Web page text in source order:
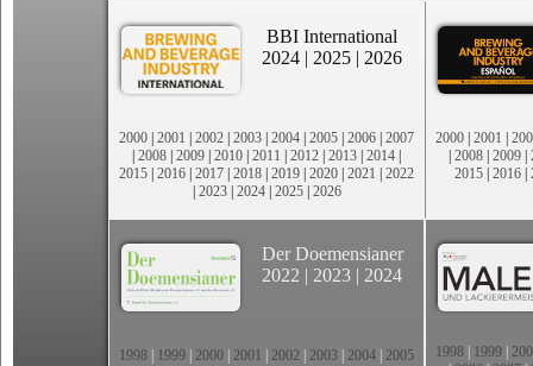
BBI International
2024 | 2025 | 2026
2000 | 2001 | 2002 | 2003 | 2004 | 2005 | 2006 | 2007
| 2008 | 2009 | 2010 | 2011 | 2012 | 2013 | 2014 |
2015 | 2016 | 2017 | 2018 | 2019 | 2020 | 2021 | 2022
| 2023| 2024| 2025| 2026
2000 | 2001 |
| 2008 | 2009 |
2015 | 2016 |
Der Doemensianer
2022 | 2023 | 2024
1998 1999 2000 2001 2002 2003 2004 2005
1998 1999